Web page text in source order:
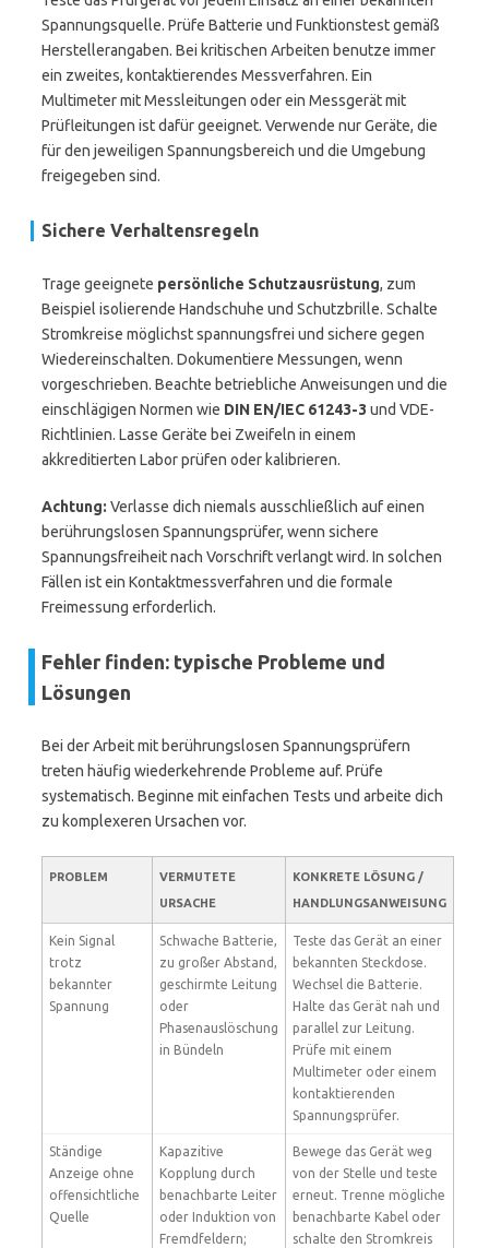
Spannungsquelle. Prüfe Batterie und Funktionstest gemäß
Herstellerangaben. Bei kritischen Arbeiten benutze immer
ein zweites, kontaktierendes Messverfahren. Ein
Multimeter mit Messleitungen oder ein Messgerät mit
Prüfleitungen ist dafür geeignet. Verwende nur Geräte, die
für den jeweiligen Spannungsbereich und die Umgebung
freigegeben sind.
Sichere Verhaltensregeln
Trage geeignete persönliche Schutzausrüstung, zum
Beispiel isolierende Handschuhe und Schutzbrille. Schalte
Stromkreise möglichst spannungsfrei und sichere gegen
Wiedereinschalten. Dokumentiere Messungen, wenn
vorgeschrieben. Beachte betriebliche Anweisungen und die
einschlägigen Normen wie DIN EN/IEC 61243-3 und VDE-
Richtlinien. Lasse Geräte bei Zweifeln in einem
akkreditierten Labor prüfen oder kalibrieren.
Achtung: Verlasse dich niemals ausschließlich auf einen
berührungslosen Spannungsprüfer, wenn sichere
Spannungsfreiheit nach Vorschrift verlangt wird. In solchen
Fällen ist ein Kontaktmessverfahren und die formale
Freimessung erforderlich.
Fehler finden: typische Probleme und
Lösungen
Bei der Arbeit mit berührungslosen Spannungsprüfern
treten häufig wiederkehrende Probleme auf. Prüfe
systematisch. Beginne mit einfachen Tests und arbeite dich
zu komplexeren Ursachen vor.
PROBLEM
VERMUTETE
URSACHE
KONKRETE LÖSUNG /
HANDLUNGSANWEISUNG
Kein Signal
trotz
bekannter
Spannung
Schwache Batterie,
zu großer Abstand,
geschirmte Leitung
oder
Phasenauslöschung
in Bündeln
Teste das Gerät an einer
bekannten Steckdose.
Wechsel die Batterie.
Halte das Gerät nah und
parallel zur Leitung.
Prüfe mit einem
Multimeter oder einem
kontaktierenden
Spannungsprüfer.
Ständige
Anzeige ohne
offensichtliche
Quelle
Kapazitive
Kopplung durch
benachbarte Leiter
oder Induktion von
Fremdfeldern;
Bewege das Gerät weg
von der Stelle und teste
erneut. Trenne mögliche
benachbarte Kabel oder
schalte den Stromkreis